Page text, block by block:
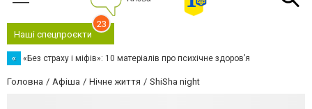
Наші спецпроєкти
23
« «Без страху і міфів»: 10 матеріалів про психічне здоров’я
Головна Афіша Нічне життя ShiSha night